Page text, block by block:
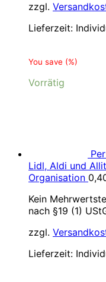
zzgl.
Lieferzeit:
You save (%)
Vorrätig
Lidl, Aldi und
Organisation
Kein
nach §19 (1)
zzgl.
Lieferzeit: